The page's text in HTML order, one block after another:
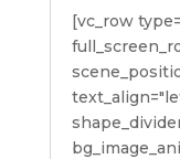
[vc_row